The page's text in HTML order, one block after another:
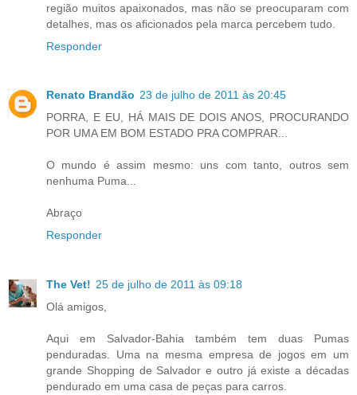
região muitos apaixonados, mas não se preocuparam com
detalhes, mas os aficionados pela marca percebem tudo.
Responder
Renato Brandão 23 de julho de 2011 às 20:45
PORRA, E EU, HÁ MAIS DE DOIS ANOS, PROCURANDO
POR UMA EM BOM ESTADO PRA COMPRAR...
O mundo é assim mesmo: uns com tanto, outros sem
nenhuma Puma...
Abraço
Responder
The Vet! 25 de julho de 2011 às 09:18
Olá amigos,
Aqui em Salvador-Bahia também tem duas Pumas
penduradas. Uma na mesma empresa de jogos em um
grande Shopping de Salvador e outro já existe a décadas
pendurado em uma casa de peças para carros.